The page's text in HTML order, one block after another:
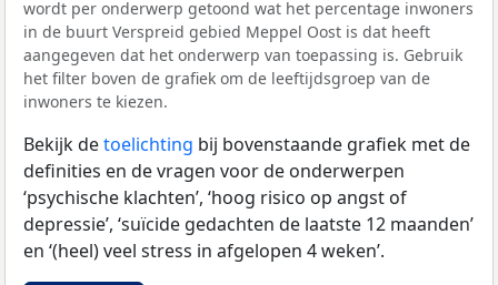
wordt per onderwerp getoond wat het percentage inwoners
in de buurt Verspreid gebied Meppel Oost is dat heeft
aangegeven dat het onderwerp van toepassing is. Gebruik
het filter boven de grafiek om de leeftijdsgroep van de
inwoners te kiezen.
Bekijk detoelichting bij bovenstaande grafiek met de
definities en de vragen voor de onderwerpen
‘psychische klachten’, ‘hoog risico op angst of
depressie’, ‘suïcide gedachten de laatste 12 maanden’
en ‘(heel) veel stress in afgelopen 4 weken’.